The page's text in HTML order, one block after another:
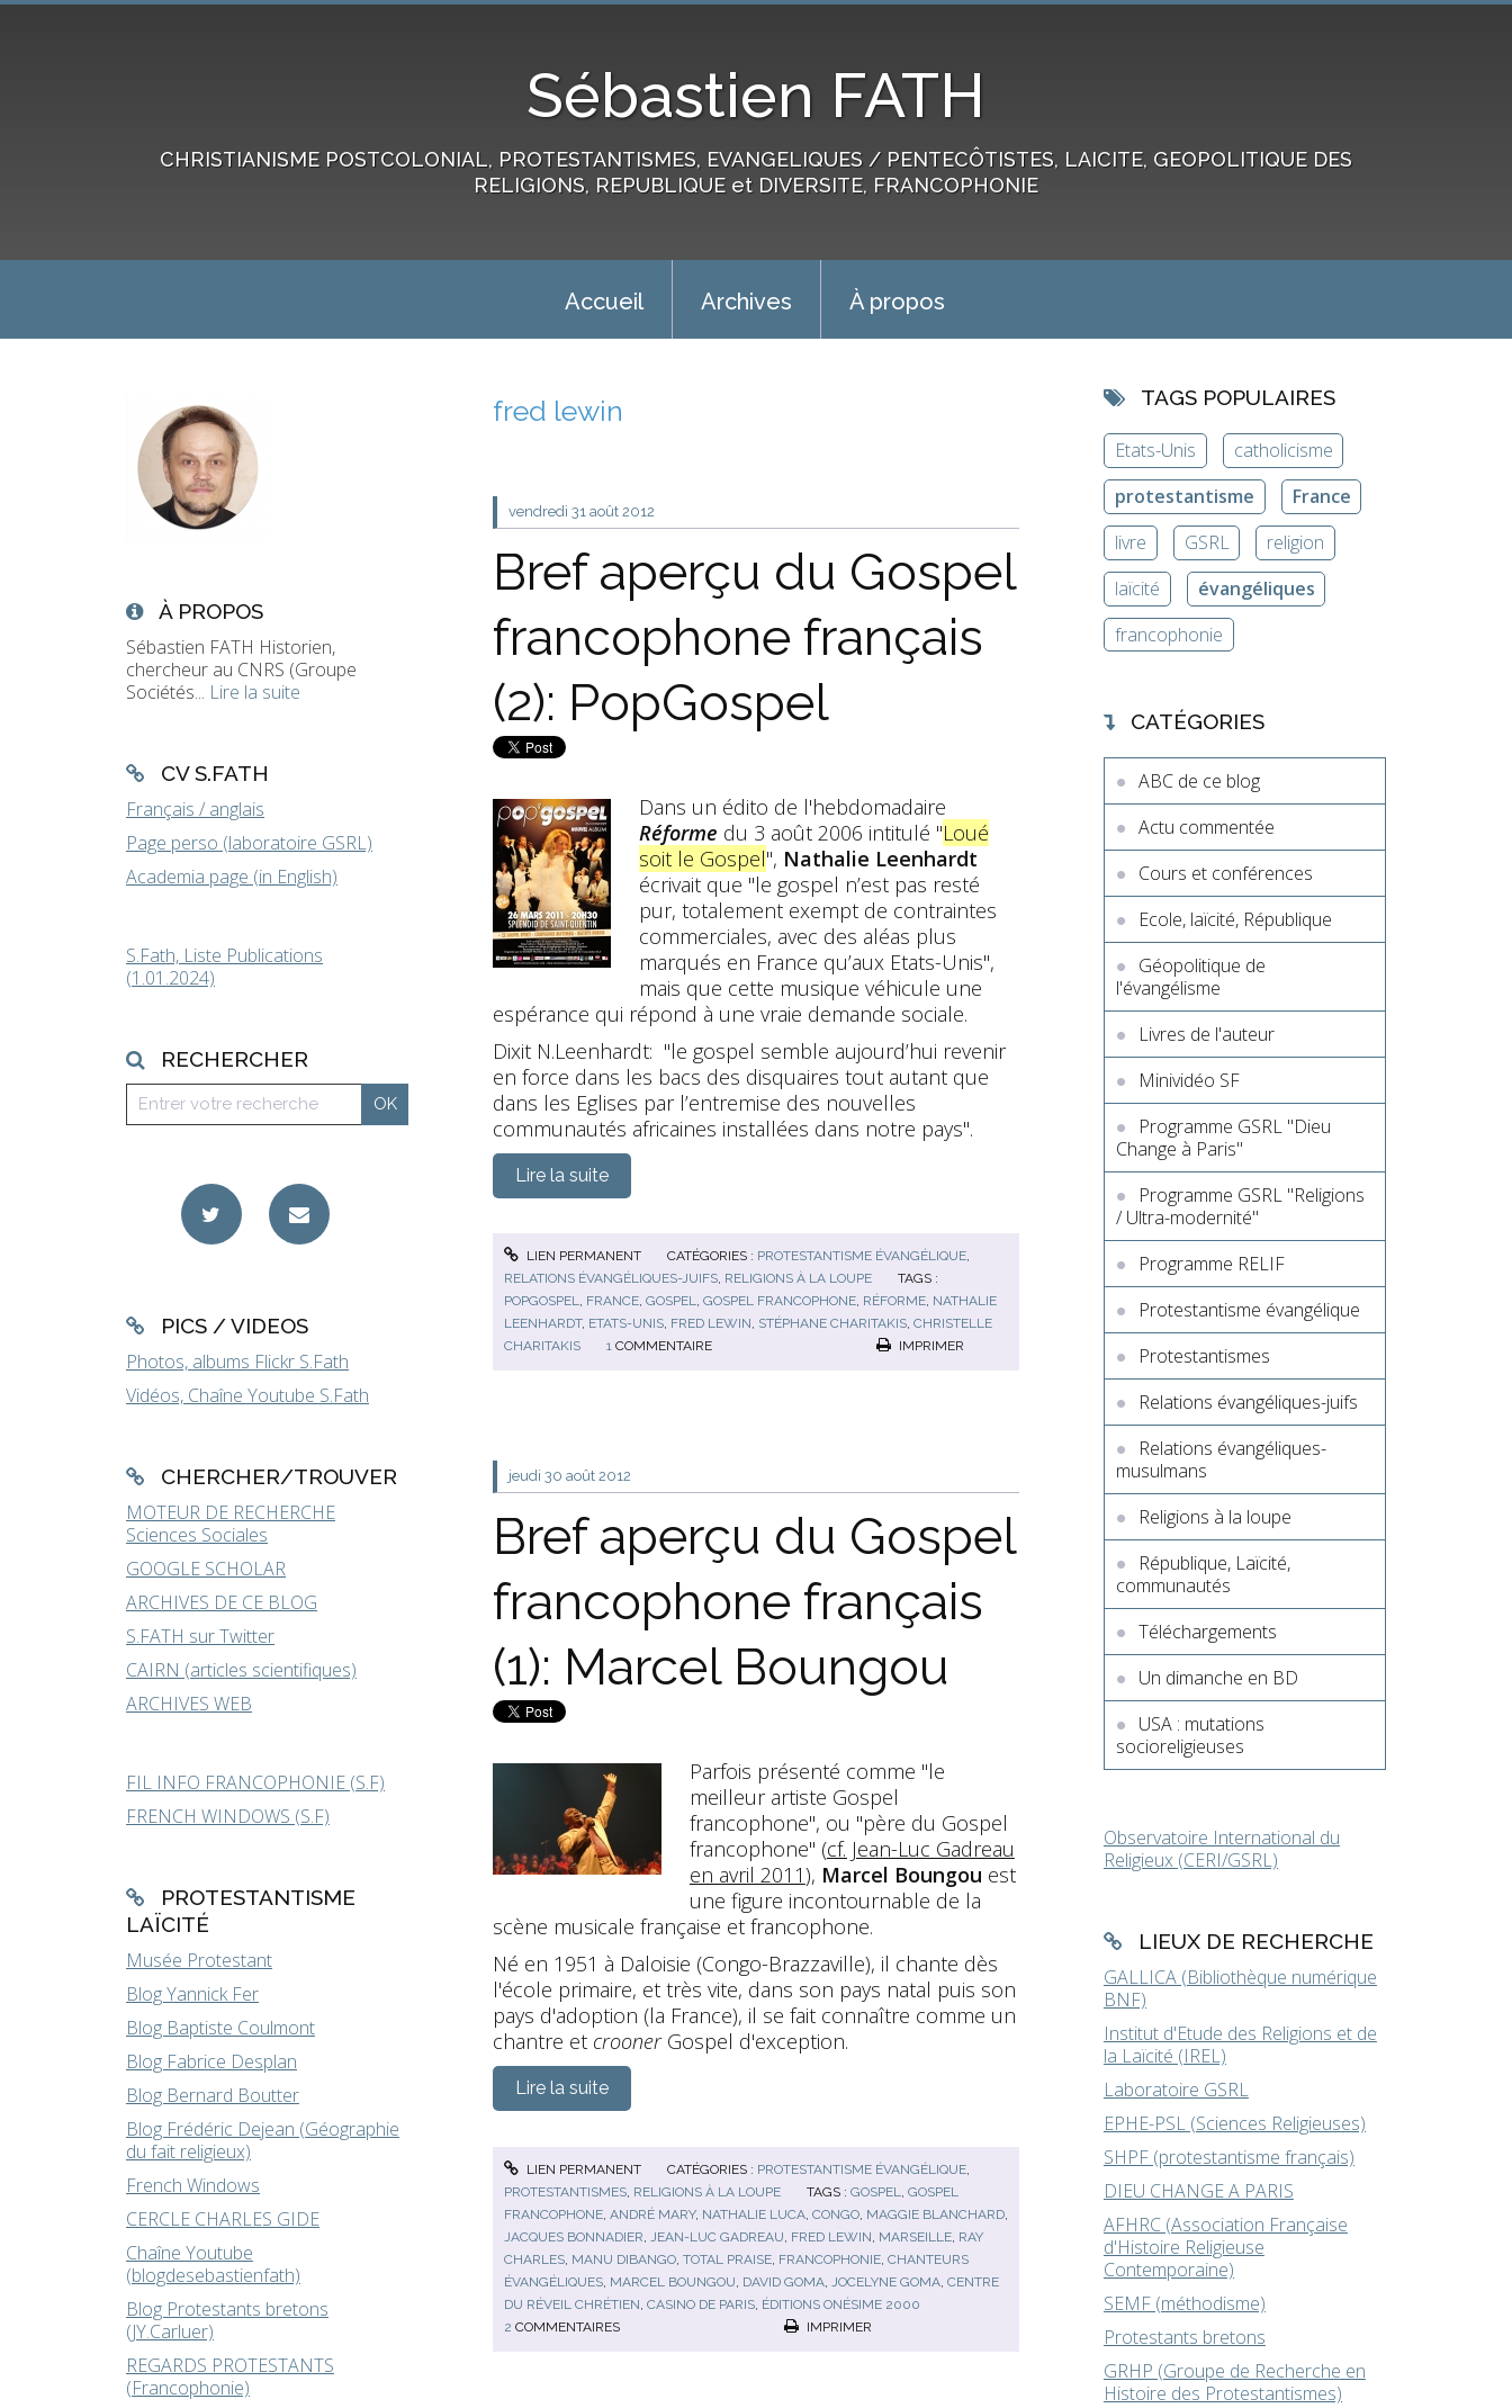
Sébastien FATH
CHRISTIANISME POSTCOLONIAL, PROTESTANTISMES, EVANGELIQUES / PENTECÔTISTES, LAICITE, GEOPOLITIQUE DES
RELIGIONS, REPUBLIQUE et DIVERSITE, FRANCOPHONIE
Accueil Archives À propos
À PROPOS
Sébastien FATH Historien,
chercheur au CNRS (Groupe
Sociétés... Lire la suite
CV S.FATH
Français / anglais
Page perso (laboratoire GSRL)
Academia page (in English)
S.Fath, Liste Publications
(1.01.2024)
RECHERCHER
PICS / VIDEOS
Photos, albums Flickr S.Fath
Vidéos, Chaîne Youtube S.Fath
CHERCHER/TROUVER
MOTEUR DE RECHERCHE
Sciences Sociales
GOOGLE SCHOLAR
ARCHIVES DE CE BLOG
S.FATH sur Twitter
CAIRN (articles scientifiques)
ARCHIVES WEB
FIL INFO FRANCOPHONIE (S.F)
FRENCH WINDOWS (S.F)
PROTESTANTISME
LAÏCITÉ
Musée Protestant
Blog Yannick Fer
Blog Baptiste Coulmont
Blog Fabrice Desplan
Blog Bernard Boutter
Blog Frédéric Dejean (Géographie
du fait religieux)
French Windows
CERCLE CHARLES GIDE
Chaîne Youtube
(blogdesebastienfath)
Blog Protestants bretons
(JY.Carluer)
REGARDS PROTESTANTS
(Francophonie)
fred lewin
vendredi 31 août 2012
Bref aperçu du Gospel
francophone français
(2): PopGospel
Dans un édito de l'hebdomadaire
Réforme du 3 août 2006 intitulé "Loué
soit le Gospel", Nathalie Leenhardt
écrivait que "le gospel n’est pas resté
pur, totalement exempt de contraintes
commerciales, avec des aléas plus
marqués en France qu’aux Etats-Unis",
mais que cette musique véhicule une
espérance qui répond à une vraie demande sociale.
Dixit N.Leenhardt: "le gospel semble aujourd’hui revenir
en force dans les bacs des disquaires tout autant que
dans les Eglises par l’entremise des nouvelles
communautés africaines installées dans notre pays".
Lire la suite
LIEN PERMANENT CATÉGORIES : PROTESTANTISME ÉVANGÉLIQUE,
RELATIONS ÉVANGÉLIQUES-JUIFS, RELIGIONS À LA LOUPE
TAGS :
POPGOSPEL, FRANCE, GOSPEL, GOSPEL FRANCOPHONE, RÉFORME, NATHALIE
LEENHARDT, ETATS-UNIS, FRED LEWIN, STÉPHANE CHARITAKIS, CHRISTELLE
CHARITAKIS
1 COMMENTAIRE IMPRIMER
jeudi 30 août 2012
Bref aperçu du Gospel
francophone français
(1): Marcel Boungou
Parfois présenté comme "le
meilleur artiste Gospel
francophone", ou "père du Gospel
francophone" (cf. Jean-Luc Gadreau
en avril 2011), Marcel Boungou est
une figure incontournable de la
scène musicale française et francophone.
Né en 1951 à Daloisie (Congo-Brazzaville), il chante dès
l'école primaire, et très vite, dans son pays natal puis son
pays d'adoption (la France), il se fait connaître comme un
chantre et croonerGospel d'exception.
Lire la suite
LIEN PERMANENT CATÉGORIES : PROTESTANTISME ÉVANGÉLIQUE
PROTESTANTISMES, RELIGIONS À LA LOUPE TAGS : GOSPEL
GOSPEL
FRANCOPHONE, ANDRÉ MARY, NATHALIE LUCA, CONGO, MAGGIE BLANCHARD,
JACQUES BONNADIER
JEAN-LUC GADREAU FRED LEWIN MARSEILLE, RAY
CHARLES, MANU DIBANGO, TOTAL PRAISE, FRANCOPHONIE, CHANTEURS
ÉVANGÉLIQUES, MARCEL BOUNGOU DAVID GOMA, JOCELYNE GOMA, CENTRE
DU RÉVEIL CHRÉTIEN CASINO DE PARIS, ÉDITIONS ONÉSIME 2000
2 COMMENTAIRES IMPRIMER
TAGS POPULAIRES
Etats-Unis
catholicisme
protestantisme
France
livre
GSRL
religion
laïcité
évangéliques
francophonie
CATÉGORIES
ABC de ce blog
Actu commentée
Cours et conférences
Ecole, laïcité, République
Géopolitique de
l'évangélisme
Livres de l'auteur
Minividéo SF
Programme GSRL "Dieu
Change à Paris"
Programme GSRL "Religions
/ Ultra-modernité"
Programme RELIF
Protestantisme évangélique
Protestantismes
Relations évangéliques-juifs
Relations évangéliques-
musulmans
Religions à la loupe
République, Laïcité,
communautés
Téléchargements
Un dimanche en BD
USA : mutations
socioreligieuses
Observatoire International du
Religieux (CERI/GSRL)
LIEUX DE RECHERCHE
GALLICA (Bibliothèque numérique
BNF)
Institut d'Etude des Religions et de
la Laïcité (IREL)
Laboratoire GSRL
EPHE-PSL (Sciences Religieuses)
SHPF (protestantisme français)
DIEU CHANGE A PARIS
AFHRC (Association Française
d'Histoire Religieuse
Contemporaine)
SEMF (méthodisme)
Protestants bretons
GRHP (Groupe de Recherche en
Histoire des Protestantismes)